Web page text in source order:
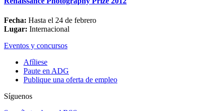
Fecha: Hasta el 24 de febrero
Lugar: Internacional
Eventos y concursos
Afíliese
Paute en ADG
Publique una oferta de empleo
Síguenos